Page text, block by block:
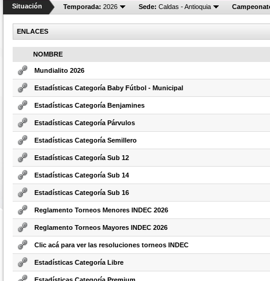
Situación Temporada: 2026 Sede: Caldas - Antioquia
ENLACES
NOMBRE
Mundialito 2026
Estadísticas Categoría Baby Fútbol - Municipal
Estadísticas Categoría Benjamines
Estadísticas Categoría Párvulos
Estadísticas Categoría Semillero
Estadísticas Categoría Sub 12
Estadísticas Categoría Sub 14
Estadísticas Categoría Sub 16
Reglamento Torneos Menores INDEC 2026
Reglamento Torneos Mayores INDEC 2026
Clic acá para ver las resoluciones torneos INDEC
Estadísticas Categoría Libre